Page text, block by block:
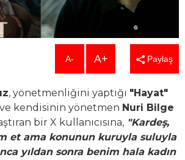
A- A+ Paylaş
, yönetmenliğini yaptığı "Hayat"
kendisinin yönetmen Nuri Bilge
bir X kullanıcısına, "Kardeş,
et ama konunun kuruyla suluyla
yıldan sonra benim hala kadın